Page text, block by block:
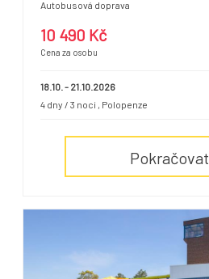
Autobusová doprava
10 490 Kč
Cena za osobu
18.10. - 21.10.2026
4 dny / 3 noci , Polopenze
Pokračovat